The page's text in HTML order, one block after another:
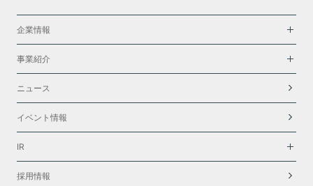
企業情報
事業紹介
ニュース
イベント情報
IR
採用情報